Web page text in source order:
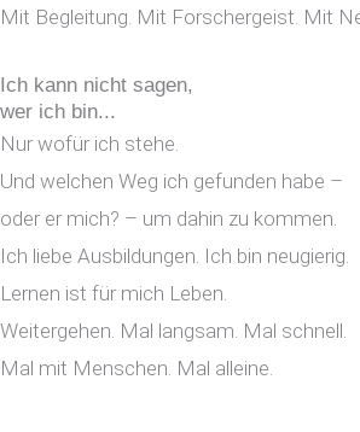
Mit Begleitung. Mit Forschergeist. Mit
Ich kann nicht sagen,
wer ich bin...
Nur wofür ich stehe.
Und welchen Weg ich gefunden habe –
oder er mich? – um dahin zu kommen.
Ich liebe Ausbildungen. Ich bin neugierig.
Lernen ist für mich Leben.
Weitergehen. Mal langsam. Mal schnell.
Mal mit Menschen. Mal alleine.